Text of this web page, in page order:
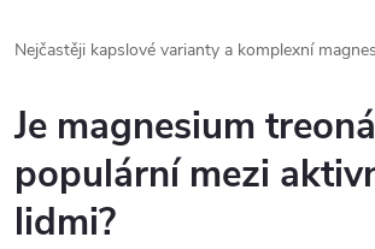
Nejčastěji kapslové varianty a komplexní
Je magnesium
populární mezi
lidmi?